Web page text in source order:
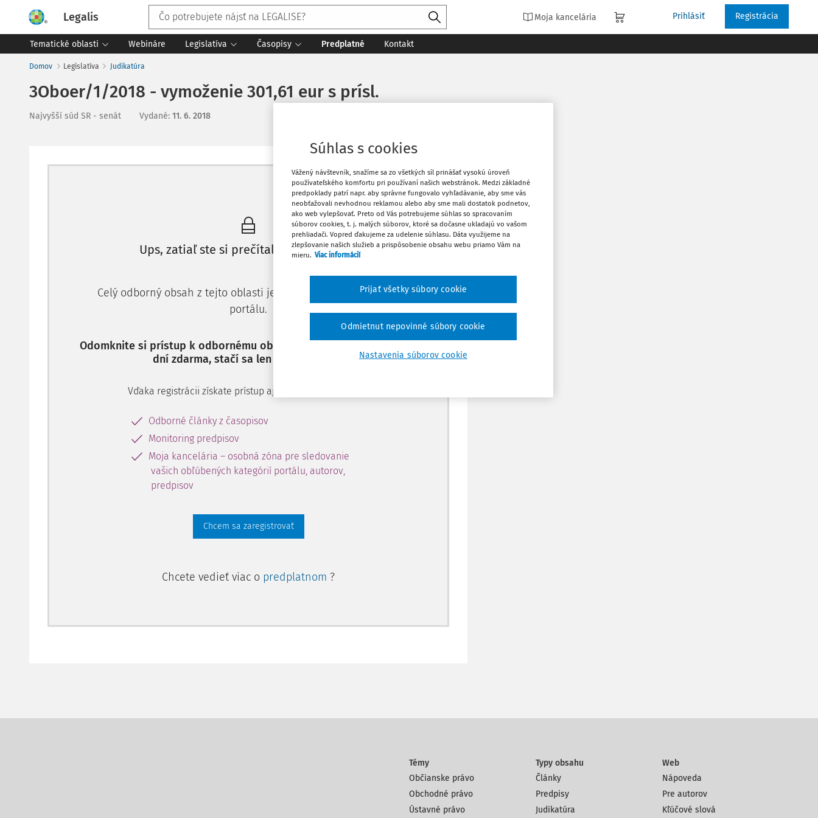
Legalis Moja kancelária Prihlásiť Registrácia
Tematické oblasti Webináre Legislatíva Časopisy Predplatné Kontakt
Domov Legislatíva Judikatúra
3Oboer/1/2018 - vymoženie 301,61 eur s prísl.
Najvyšší súd SR - senát Vydané: 11. 6. 2018
Máte predplatné? Prihláste sa
Ups, zatiaľ ste si prečítali len začiatok...
Celý odborný obsah z tejto oblasti je dostupný predplatiteľom
portálu.
Odomknite si prístup k odbornému obsahu a získajte prístup na 10
dní zdarma, stačí sa len zaregistrovať.
Vďaka registrácii získate prístup aj k vybranému obsahu:
Odborné články z časopisov
Monitoring predpisov
Moja kancelária – osobná zóna pre sledovanie
vašich obľúbených kategórií portálu, autorov,
predpisov
Chcem sa zaregistrovať
Chcete vedieť viac o predplatnom ?
Vytlačiť
Obľúbené
Stiahnuť
Témy
Občianske právo
Obchodné právo
Ústavné právo
Typy obsahu
Články
Predpisy
Judikatúra
Web
Nápoveda
Pre autorov
Kľúčové slová
Súhlas s cookies
Vážený návštevník, snažíme sa zo všetkých síl prinášať vysokú úroveň
používateľského komfortu pri používaní našich webstránok. Medzi základné
predpoklady patrí napr. aby správne fungovalo vyhľadávanie, aby sme vás
neobťažovali nevhodnou reklamou alebo aby sme mali dostatok podnetov,
ako web vylepšovať. Preto od Vás potrebujeme súhlas so spracovaním
súborov cookies, t. j. malých súborov, ktoré sa dočasne ukladajú vo vašom
prehliadači. Vopred ďakujeme za udelenie súhlasu. Dáta využijeme na
zlepšovanie našich služieb a prispôsobenie obsahu webu priamo Vám na
mieru. Viac informácií
Nastavenia súborov cookie
Odmietnut nepovinné súbory cookie
Prijať všetky súbory cookie